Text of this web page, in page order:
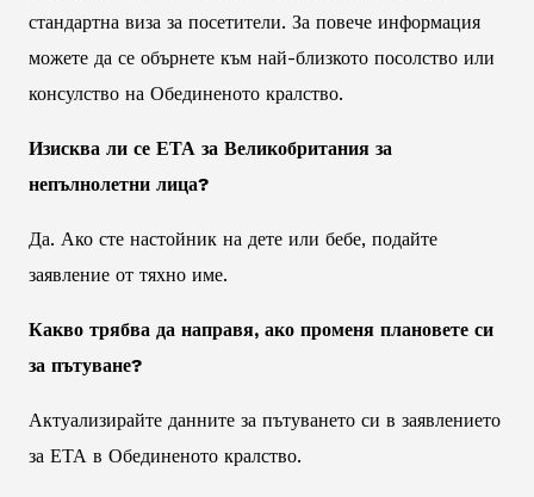
стандартна виза за посетители. За повече информация
можете да се обърнете към най-близкото посолство или
консулство на Обединеното кралство.
Изисква ли се ЕТА за Великобритания за
непълнолетни лица?
Да. Ако сте настойник на дете или бебе, подайте
заявление от тяхно име.
Какво трябва да направя, ако променя плановете си
за пътуване?
Актуализирайте данните за пътуването си в заявлението
за ЕТА в Обединеното кралство.